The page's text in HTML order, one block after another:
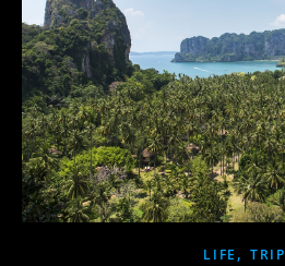
LIFE , TRIP